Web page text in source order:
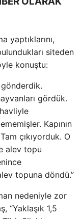
yaptıklarını,
siteden
konuştu:
önderdik.
gördük.
şler. Kapının
çıkıyorduk. O
alev topu
topuna döndü.”
nedeniyle zor
“Yaklaşık 1,5